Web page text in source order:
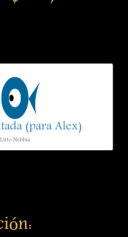
(para Alex)
Litto Nebbia